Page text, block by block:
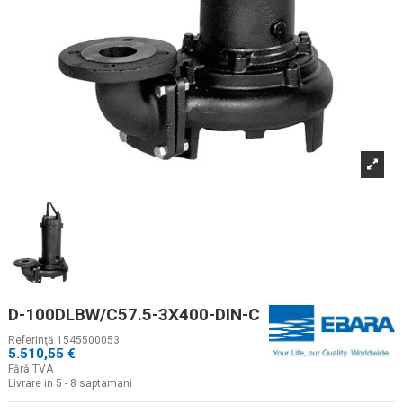
D-100DLBW/C57.5-3X400-DIN-C
Referinţă 1545500053
5.510,55 €
Fără TVA
Livrare in 5 - 8 saptamani